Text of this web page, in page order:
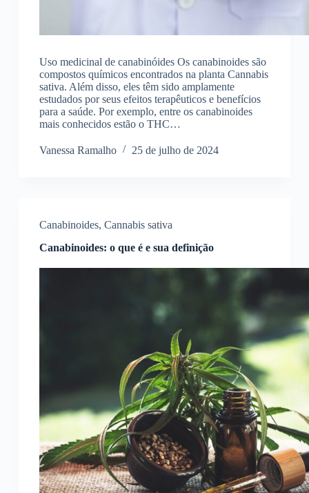
Uso medicinal de canabinóides Os canabinoides são
compostos químicos encontrados na planta Cannabis
sativa. Além disso, eles têm sido amplamente
estudados por seus efeitos terapêuticos e benefícios
para a saúde. Por exemplo, entre os canabinoides
mais conhecidos estão o THC…
Vanessa Ramalho 25 de julho de 2024
Canabinoides, Cannabis sativa
Canabinoides: o que é e sua definição